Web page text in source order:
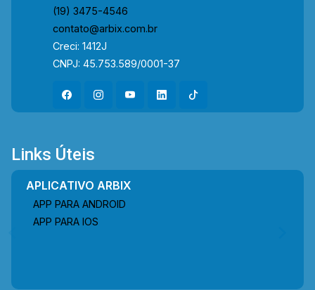
(19) 3475-4546
contato@arbix.com.br
Creci: 1412J
CNPJ: 45.753.589/0001-37
Links Úteis
APLICATIVO ARBIX
APP PARA ANDROID
APP PARA IOS